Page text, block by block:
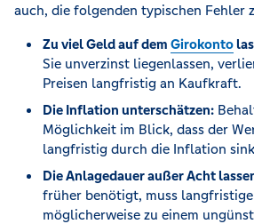
auch, die folgenden typischen Fehler
Zu viel Geld auf dem Girokonto
Sie unverzinst liegenlassen,
Preisen langfristig an Kaufkraft.
Die Inflation unterschätzen:
Möglichkeit im Blick, dass der
langfristig durch die Inflation
Die Anlagedauer außer Acht
früher benötigt, muss
möglicherweise zu einem